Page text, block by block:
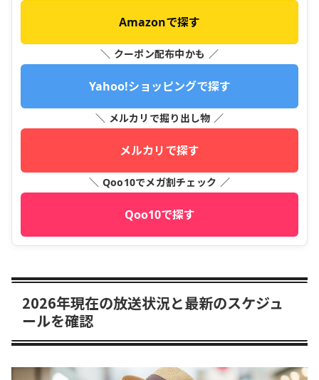
Amazonで探す
＼ クーポン配布中かも ／
Yahoo!ショッピングで探す
＼ メルカリで掘り出し物 ／
メルカリで探す
＼ Qoo10でメガ割チェック ／
Qoo10で探す
2026年現在の放送状況と最新のスケジュ
ールを確認